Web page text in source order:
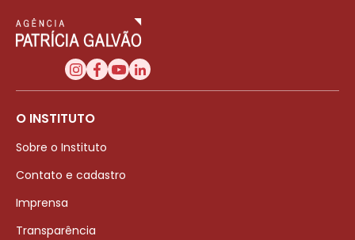
O INSTITUTO
Sobre o Instituto
Contato e cadastro
Imprensa
Transparência